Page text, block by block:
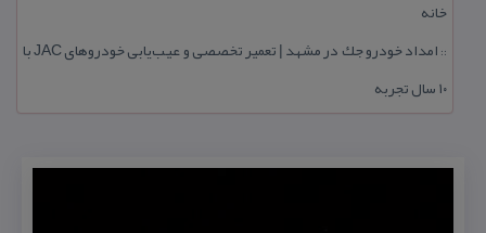
خانه
::
امداد خودرو جك در مشهد | تعمیر تخصصی و عیب‌یابی خودروهای JAC با
۱۰ سال تجربه